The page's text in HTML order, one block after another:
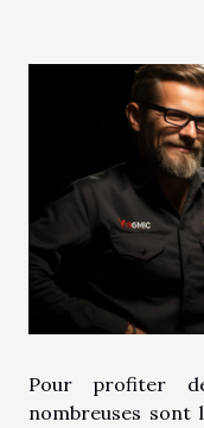
Pour profiter
nombreuses sont